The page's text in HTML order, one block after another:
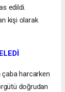
edildi.
kişi olarak
çaba harcarken
doğrudan